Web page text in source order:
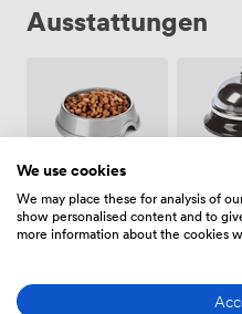
Ausstattungen
Haustiere
erlaubt
We use cookies
We may place these for analysis of
show personalised content and to
more information about the cookies